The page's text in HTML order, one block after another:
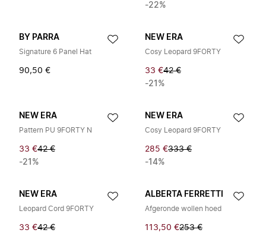
-22%
BY PARRA
Signature 6 Panel Hat
90,50 €
NEW ERA
Cosy Leopard 9FORTY
33 €42 €
-21%
NEW ERA
Pattern PU 9FORTY N
33 €42 €
-21%
NEW ERA
Cosy Leopard 9FORTY
285 €333 €
-14%
NEW ERA
Leopard Cord 9FORTY
33 €42 €
ALBERTA FERRETTI
Afgeronde wollen hoed
113,50 €253 €